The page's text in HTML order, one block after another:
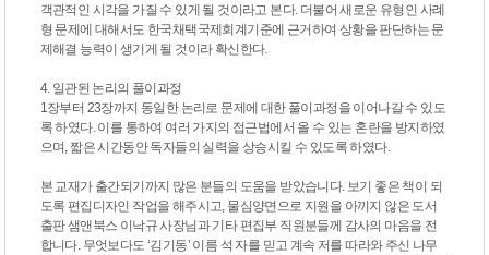
객관적인 시각을 가질 수 있게 될 것이라고 본다. 더불어 새로운 유형인 사례
형 문제에 대해서도 한국채택국제회계기준에 근거하여 상황을 판단하는 문
제해결 능력이 생기게 될 것이라 확신한다.
4. 일관된 논리의 풀이과정
1장부터 23장까지 동일한 논리로 문제에 대한 풀이과정을 이어나갈 수 있도
록 하였다. 이를 통하여 여러 가지의 접근법에서 올 수 있는 혼란을 방지하였
으며, 짧은 시간동안 독자들의 실력을 상승시킬 수 있도록 하였다.
본 교재가 출간되기까지 많은 분들의 도움을 받았습니다. 보기 좋은 책이 되
도록 편집디자인 작업을 해주시고, 물심양면으로 지원을 아끼지 않은 도서
출판 샘앤북스 이낙규 사장님과 기타 편집부 직원분들께 감사의 마음을 전
합니다. 무엇보다도 ‘김기동’ 이름 석 자를 믿고 계속 저를 따라와 주신 나무